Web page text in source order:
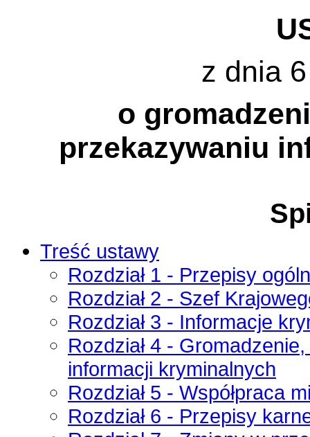
z dnia
o
przekazywaniu
Treść ustawy
Rozdział 1 - Przepisy
Rozdział 2 - Szef
Rozdział 3 - Informacje
Rozdział 4 -
informacji kryminalnych
Rozdział 5 - Współpraca
Rozdział 6 - Przepisy